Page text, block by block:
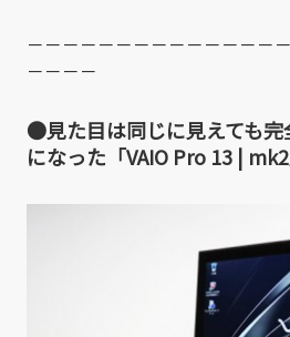
－－－－－－－－－－－－－－
－－－－
●見た目は同じに見えても完
になった「VAIO Pro 13 | mk2